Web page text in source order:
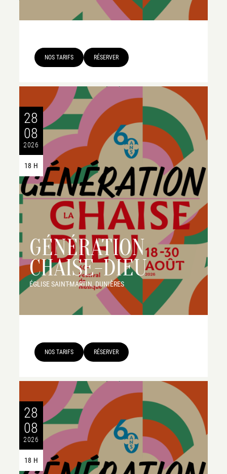
NOS TARIFS RÉSERVER
28
08
2026
18 H
GÉNÉRATION
CHAISE-DIEU
ÉGLISE SAINT-MARTIN, DUNIÈRES
NOS TARIFS RÉSERVER
28
08
2026
18 H